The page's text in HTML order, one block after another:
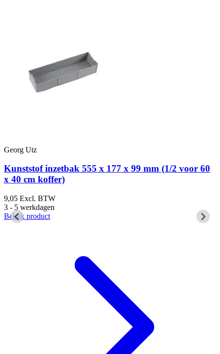
Georg Utz
Kunststof inzetbak 555 x 177 x 99 mm (1/2 voor 60
x 40 cm koffer)
9,05 Excl. BTW
3 - 5 werkdagen
Bekijk product